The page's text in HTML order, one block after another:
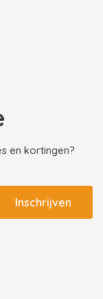
en kortingen?
Inschrijven